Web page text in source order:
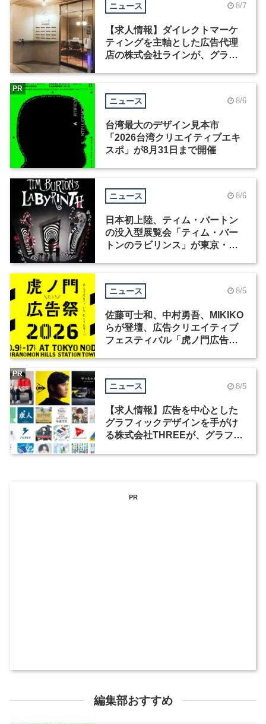
ニュース 8/7
【求人情報】ダイレクトマーケ
ティングを主軸とした広告代理
店の株式会社ラインが、グラフ
ニュース 8/6
台湾最大のデザイン見本市
「2026台湾クリエイティブエキ
スポ」が8月31日まで開催
PR
ニュース 8/6
日本初上陸、ティム・バートン
の没入型展覧会「ティム・バー
トンのラビリンス」が東京・豊
ニュース 8/5
佐藤可士和、中村勇吾、MIKIKO
らが登壇、広告クリエイティブ
フェスティバル「虎ノ門広告
ニュース 8/5
【求人情報】広告を中心とした
グラフィックデザインを手がけ
る株式会社THREEが、グラフィ
PR
PR
編集部おすすめ